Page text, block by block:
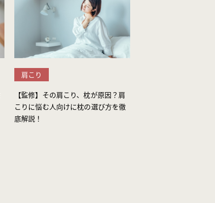
肩こり
【監修】その肩こり、枕が原因？肩
こりに悩む人向けに枕の選び方を徹
底解説！